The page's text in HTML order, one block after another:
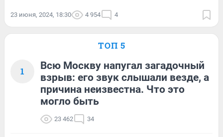
23 июня, 2024, 18:30 4 954 4
ТОП 5
1
Всю Москву напугал загадочный
взрыв: его звук слышали везде, а
причина неизвестна. Что это
могло быть
23 462 34